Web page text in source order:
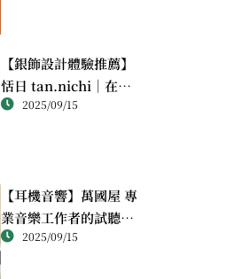
【銀飾設計體驗推薦】
恬日 tan.nichi｜在萬
華靜巷，親手完成屬於
2025/09/15
【耳機音響】萬國屋 專
業音樂工作者的試聽心
得 2025/09/15